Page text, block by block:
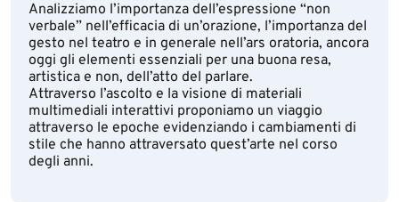
Analizziamo l’importanza dell’espressione “non
verbale” nell’efficacia di un’orazione, l’importanza del
gesto nel teatro e in generale nell’ars oratoria, ancora
oggi gli elementi essenziali per una buona resa,
artistica e non, dell’atto del parlare.
Attraverso l’ascolto e la visione di materiali
multimediali interattivi proponiamo un viaggio
attraverso le epoche evidenziando i cambiamenti di
stile che hanno attraversato quest’arte nel corso
degli anni.